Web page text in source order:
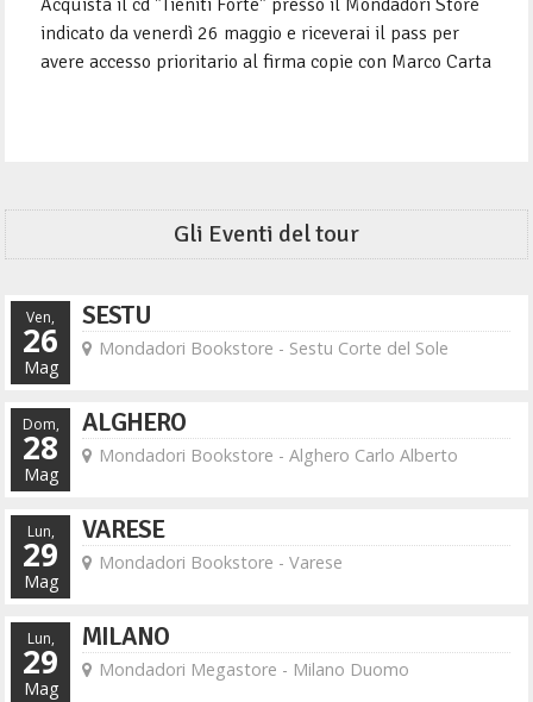
Acquista il cd "Tieniti Forte" presso il Mondadori Store
indicato da venerdì 26 maggio e riceverai il pass per
avere accesso prioritario al firma copie con Marco Carta
Gli Eventi del tour
Ven,
26
Mag
SESTU
Mondadori Bookstore - Sestu Corte del Sole
Dom,
28
Mag
ALGHERO
Mondadori Bookstore - Alghero Carlo Alberto
Lun,
29
Mag
VARESE
Mondadori Bookstore - Varese
Lun,
29
Mag
MILANO
Mondadori Megastore - Milano Duomo